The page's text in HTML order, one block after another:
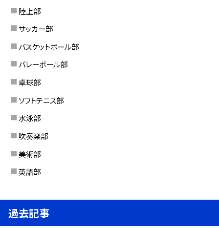
陸上部
サッカー部
バスケットボール部
バレーボール部
卓球部
ソフトテニス部
水泳部
吹奏楽部
美術部
英語部
過去記事